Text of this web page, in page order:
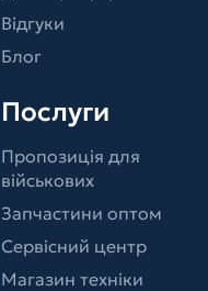
Відгуки
Блог
Послуги
Пропозиція для
військових
Запчастини оптом
Сервісний центр
Магазин техніки